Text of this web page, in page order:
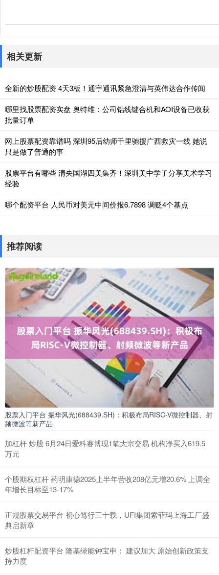
相关更新
全新的炒股配资 4天3板！通宇通讯紧急澄清与英伟达合作传闻
哪里找股票配资实盘 奥特维：公司铝线键合机和AOI设备已收获
批量订单
网上股票配资靠谱吗 深圳95后幼师千里驰援广西救灾一线 她说
只是做了普通的事
股票平台有哪些 清央国湖四美集齐！深圳美中学子分享美术学习
经验
哪个配资平台 人民币对美元中间价报6.7898 调贬4个基点
推荐阅读
股票入门平台 振华风光(688439.SH)：积极布局RISC-V微控制器、射
频微波等新产品
加杠杆 炒股 6月24日爱科赛博现1笔大宗交易 机构净买入619.5
万元
个股期权杠杆 药明康德2025上半年营收208亿元增20.6% 上调全
年增长目标至13-17%
正规股票交易平台 初心笃行三十载，UFI集团索菲玛上海工厂盛
典启新章
炒股杠杆配资平台 隆基绿能钟宝申： 建议加大 原始创新政策支
持力度